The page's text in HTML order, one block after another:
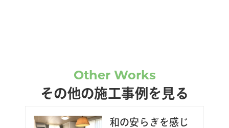
Other Works
その他の施工事例を見る
和の安らぎを感じ